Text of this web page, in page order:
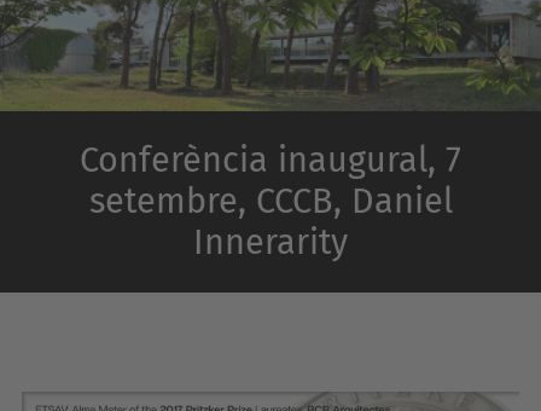
Conferència inaugural, 7
setembre, CCCB, Daniel
Innerarity